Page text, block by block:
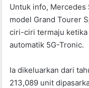
Untuk info, Mercedes
model Grand Tourer
ciri-ciri termaju
automatik 5G-Tronic.
Ia dikeluarkan dari
213,089 unit